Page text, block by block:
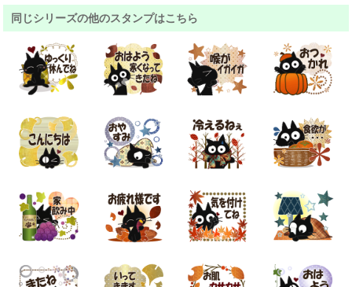
同じシリーズの他のスタンプはこちら